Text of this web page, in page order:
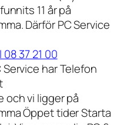
11 år på
Därför PC Service
37 21 00
Service har Telefon
och vi ligger på
Öppet tider Starta